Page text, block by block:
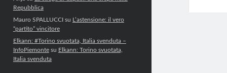
Repubblica
Mauro SPALLUCCIsu L’astensione: il vero
“partito” vincitore
Elkann: #Torino svuotata, Italia svenduta –
InfoPiemontesu Elkann: Torino svuotata,
Italia svenduta